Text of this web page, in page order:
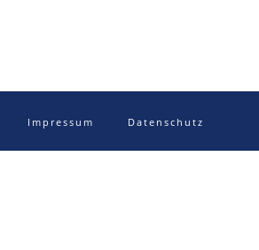
Impressum Datenschutz